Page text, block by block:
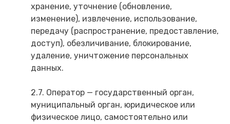
хранение, уточнение (обновление,
изменение), извлечение, использование,
передачу (распространение, предоставление,
доступ), обезличивание, блокирование,
удаление, уничтожение персональных
данных.
2.7. Оператор — государственный орган,
муниципальный орган, юридическое или
физическое лицо, самостоятельно или